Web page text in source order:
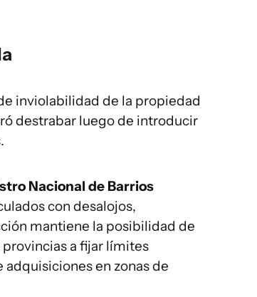
inviolabilidad de la propiedad
destrabar luego de introducir
Nacional de Barrios
con desalojos,
mantiene la posibilidad de
provincias a fijar límites
en zonas de